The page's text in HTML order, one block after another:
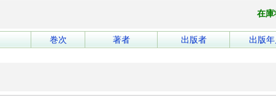
在庫
巻次 著者 出版者 出版年